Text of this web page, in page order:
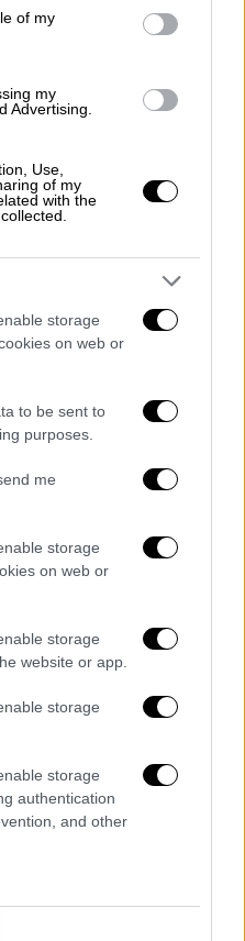
of my
my
Advertising.
Use,
of my
with the
storage
on web or
to be sent to
purposes.
me
storage
on web or
storage
website or app.
storage
storage
authentication
and other
στους φιλάθλους
διαδικασίες για τη
πακέτου
προς τον κ.
προχωρούν ομαλά
να γίνει
για μια διαδικασία
ενέργειες,
χρόνο.
προσμονή και το
του ΠΑΟΚ για
αναμένουν την
να μην δίνουν βάση
ψευδείς
δυστυχώς, έχουν
Πολλά εξ αυτών,
να θίγουν και να
που έχουν
τοποθέτησή μας
ουσιαστική. Χωρίς
στην ουσία. Με
συνέπεια, θα
πλήρη ολοκλήρωση